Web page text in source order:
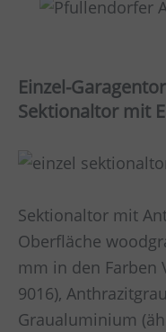
Einzel-Garagentor
Sektionaltor mit
Sektionaltor mit
Oberfläche
mm in den Farben
9016),
Graualuminium